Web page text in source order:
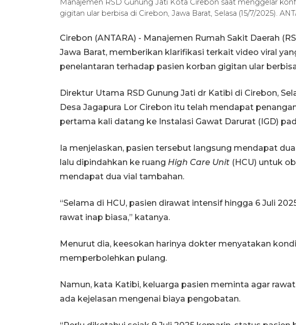
Manajemen RSD Gunung Jati Kota Cirebon saat menggelar
gigitan ular berbisa di Cirebon, Jawa Barat, Selasa (15/7/2025).
Cirebon (ANTARA) - Manajemen Rumah Sakit Daerah
Jawa Barat, memberikan klarifikasi terkait video viral
penelantaran terhadap pasien korban gigitan ular
Direktur Utama RSD Gunung Jati dr Katibi di Cirebon,
Desa Jagapura Lor Cirebon itu telah mendapat
pertama kali datang ke Instalasi Gawat Darurat (IGD)
Ia menjelaskan, pasien tersebut langsung mendapat
lalu dipindahkan ke ruang High Care Unit (HCU) untuk
mendapat dua vial tambahan.
“Selama di HCU, pasien dirawat intensif hingga 6 Juli
rawat inap biasa,” katanya.
Menurut dia, keesokan harinya dokter menyatakan
memperbolehkan pulang.
Namun, kata Katibi, keluarga pasien meminta agar
ada kejelasan mengenai biaya pengobatan.